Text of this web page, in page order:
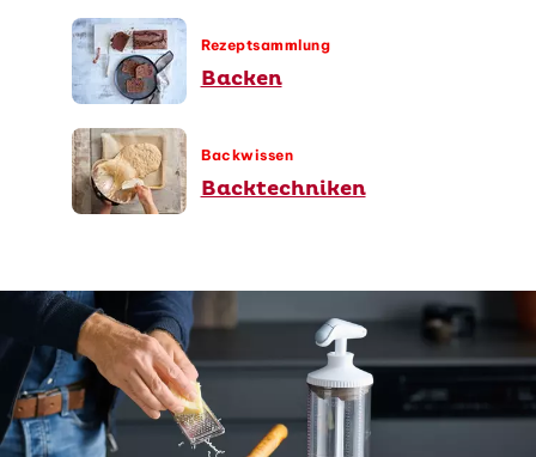
Rezeptsammlung
Backen
Backwissen
Backtechniken